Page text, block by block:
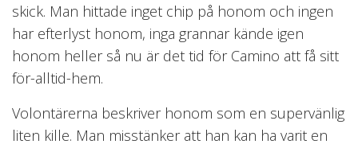
skick. Man hittade inget chip på honom och ingen
har efterlyst honom, inga grannar kände igen
honom heller så nu är det tid för Camino att få sitt
för-alltid-hem.
Volontärerna beskriver honom som en supervänlig
liten kille. Man misstänker att han kan ha varit en